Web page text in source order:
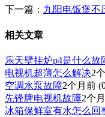
下一篇： 九阳电饭煲不
相关文章
乐天壁挂炉p4是什么故
电视机超薄怎么解决2
空调水泵故障2个月前
先锋牌电视机故障2个
冰箱保鲜室有水怎么回